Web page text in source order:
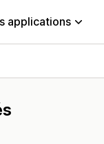
applications